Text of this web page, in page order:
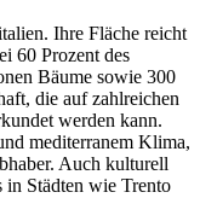
Ihre Fläche reicht
60 Prozent des
Bäume sowie 300
die auf zahlreichen
werden kann.
mediterranem Klima,
Auch kulturell
in Städten wie Trento